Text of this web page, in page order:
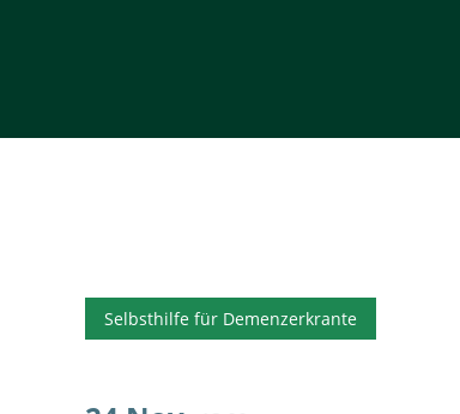
Selbsthilfe für Demenzerkrante